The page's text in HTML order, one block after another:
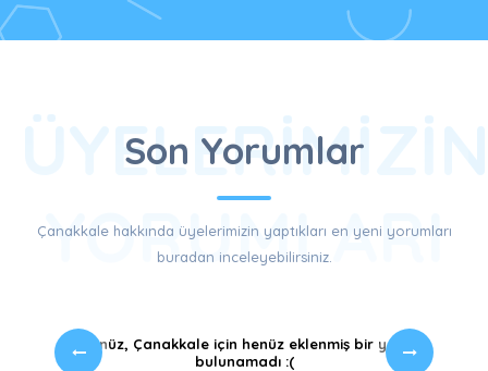
Son Yorumlar
YORUMLARI
Çanakkale hakkında üyelerimizin yaptıkları en yeni yorumları
buradan inceleyebilirsiniz.
Üzgünüz, Çanakkale için henüz eklenmiş bir yorum
bulunamadı :(